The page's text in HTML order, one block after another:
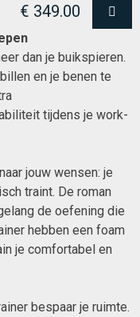
€ 349.00
dan je buikspieren.
en je benen te
tijdens je work-
jouw wensen: je
traint. De roman
de oefening die
hebben een foam
je comfortabel en
bespaar je ruimte.